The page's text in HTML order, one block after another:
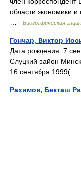
области экономики и
Биографическая
Гончар, Виктор
Дата рождения: 7
Слуцкий район
16 сентября 1999( …
Рахимов, Бекташ